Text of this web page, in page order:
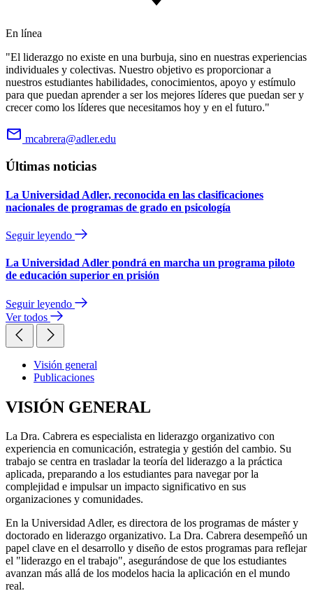
En línea
"El liderazgo no existe en una burbuja, sino en nuestras experiencias
individuales y colectivas. Nuestro objetivo es proporcionar a
nuestros estudiantes habilidades, conocimientos, apoyo y estímulo
para que puedan aprender a ser los mejores líderes que puedan ser y
crecer como los líderes que necesitamos hoy y en el futuro."
mcabrera@adler.edu
Últimas noticias
La Universidad Adler, reconocida en las clasificaciones
nacionales de programas de grado en psicología
Seguir leyendo
La Universidad Adler pondrá en marcha un programa piloto
de educación superior en prisión
Seguir leyendo
Ver todos
Visión general
Publicaciones
VISIÓN GENERAL
La Dra. Cabrera es especialista en liderazgo organizativo con
experiencia en comunicación, estrategia y gestión del cambio. Su
trabajo se centra en trasladar la teoría del liderazgo a la práctica
aplicada, preparando a los estudiantes para navegar por la
complejidad e impulsar un impacto significativo en sus
organizaciones y comunidades.
En la Universidad Adler, es directora de los programas de máster y
doctorado en liderazgo organizativo. La Dra. Cabrera desempeñó un
papel clave en el desarrollo y diseño de estos programas para reflejar
el "liderazgo en el trabajo", asegurándose de que los estudiantes
avanzan más allá de los modelos hacia la aplicación en el mundo
real.